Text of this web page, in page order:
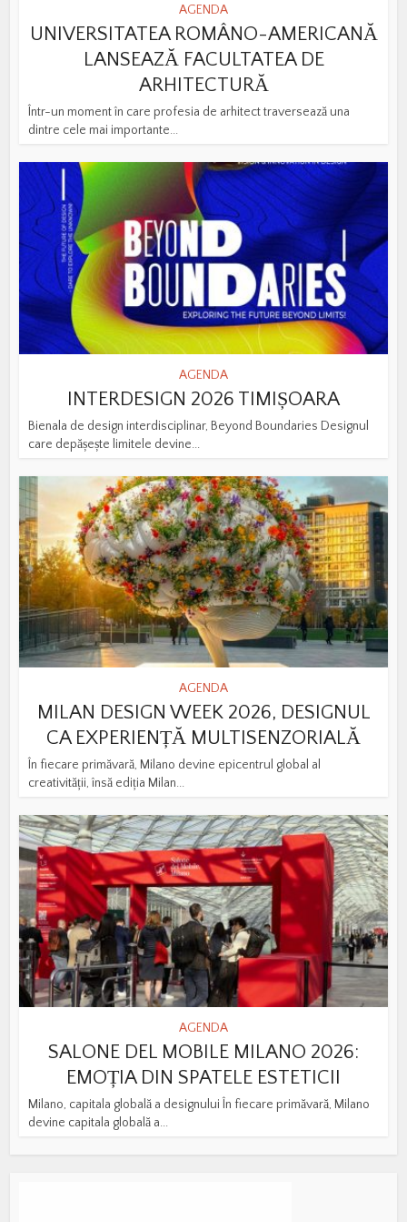
AGENDA
UNIVERSITATEA ROMÂNO-AMERICANĂ
LANSEAZĂ FACULTATEA DE
ARHITECTURĂ
Într-un moment în care profesia de arhitect traversează una
dintre cele mai importante...
AGENDA
INTERDESIGN 2026 TIMIȘOARA
Bienala de design interdisciplinar, Beyond Boundaries Designul
care depășește limitele devine...
AGENDA
MILAN DESIGN WEEK 2026, DESIGNUL
CA EXPERIENȚĂ MULTISENZORIALĂ
În fiecare primăvară, Milano devine epicentrul global al
creativității, însă ediția Milan...
AGENDA
SALONE DEL MOBILE MILANO 2026:
EMOȚIA DIN SPATELE ESTETICII
Milano, capitala globală a designului În fiecare primăvară, Milano
devine capitala globală a...